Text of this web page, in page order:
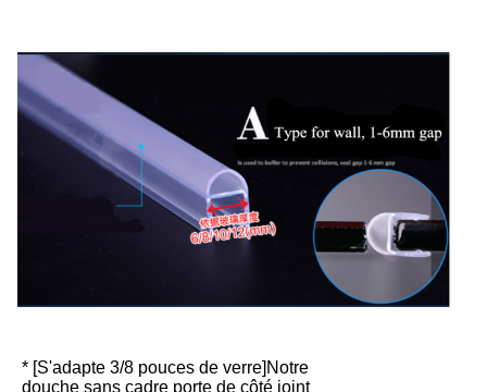
* [S'adapte 3/8 pouces de verre]Notre
douche sans cadre porte de côté joint